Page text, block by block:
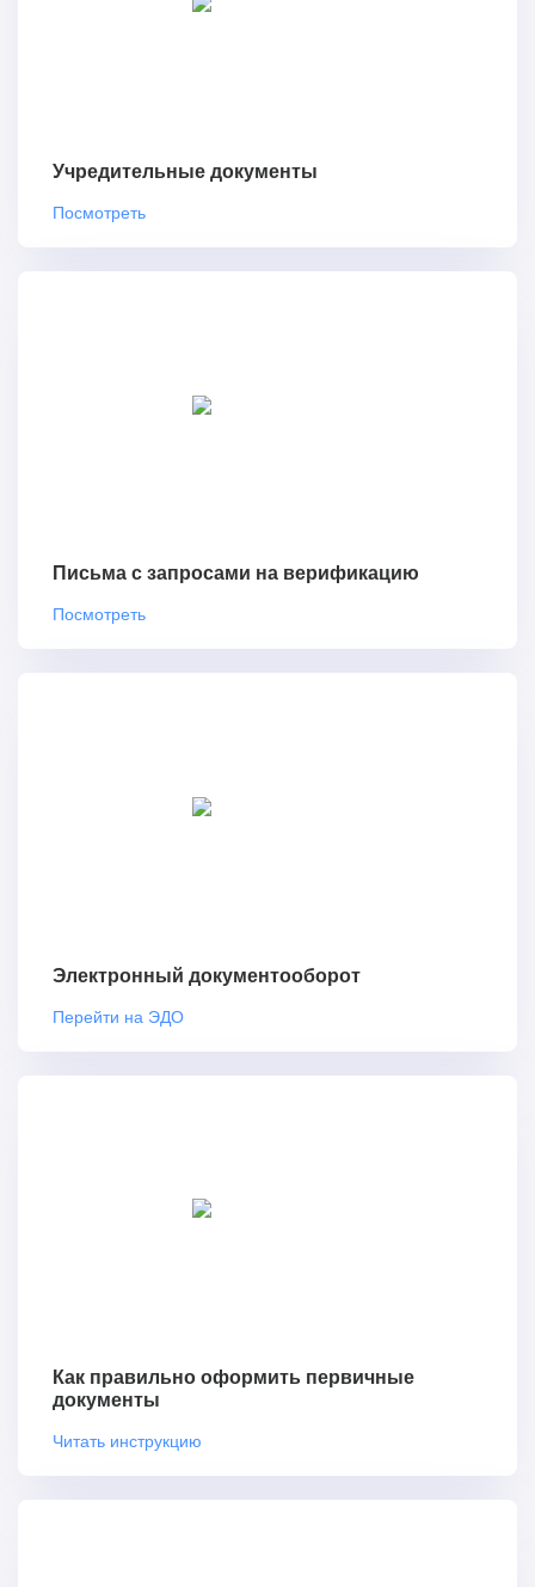
Учредительные документы
Посмотреть
Письма с запросами на верификацию
Посмотреть
Электронный документооборот
Перейти на ЭДО
Как правильно оформить первичные
документы
Читать инструкцию